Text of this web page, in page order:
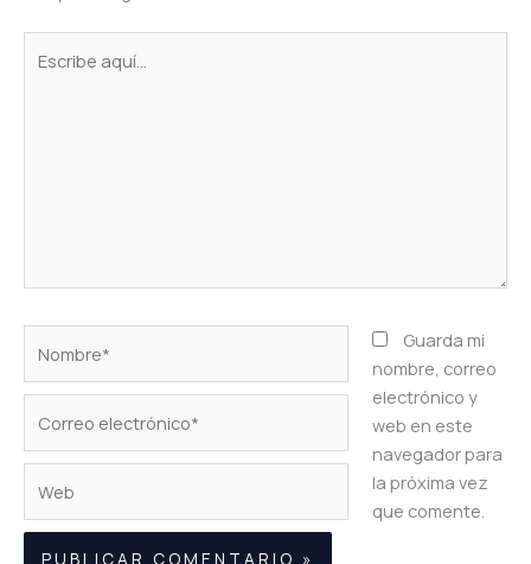
aquí...
electrónico*
Guarda mi
nombre, correo
electrónico y
web en este
navegador para
la próxima vez
que comente.